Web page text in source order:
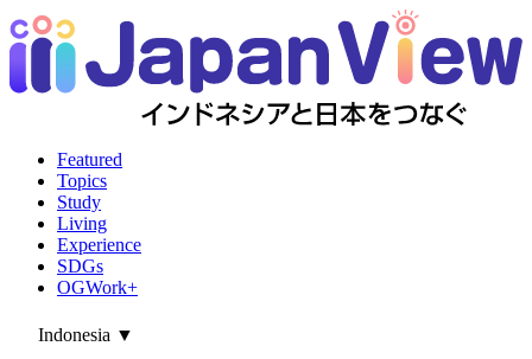
Featured
Topics
Study
Living
Experience
SDGs
OGWork+
Indonesia ▼